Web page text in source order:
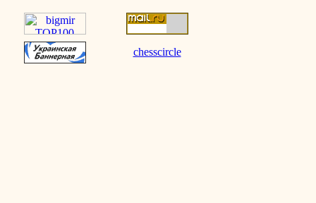
chesscircle